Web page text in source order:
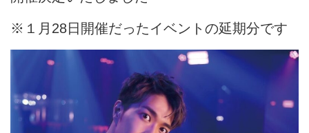
※１月28日開催だったイベントの延期分です